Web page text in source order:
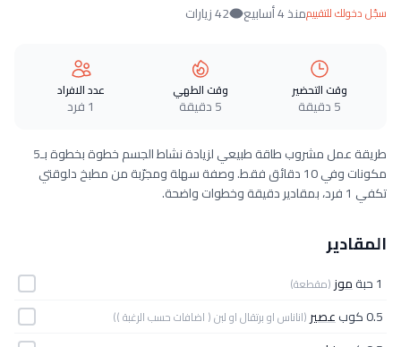
سجّل دخولك للتقييممنذ 4 أسابيع 42 زيارات
وقت التحضير
5 دقيقة
وقت الطهي
5 دقيقة
عدد الافراد
1 فرد
طريقة عمل مشروب طاقة طبيعي لزيادة نشاط الجسم خطوة بخطوة بـ5
مكونات وفي 10 دقائق فقط. وصفة سهلة ومجرّبة من مطبخ دلوقتي
تكفي 1 فرد، بمقادير دقيقة وخطوات واضحة.
المقادير
1 حبة موز (مقطعة)
0.5 كوب عصير (اناناس او برتقال او لبن ( اضافات حسب الرغبة ))